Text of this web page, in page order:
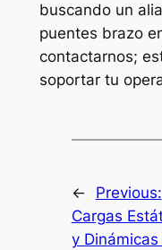
buscando un
puentes brazo
contactarnos;
soportar tu
←
Previous:
Cargas
y Dinámicas